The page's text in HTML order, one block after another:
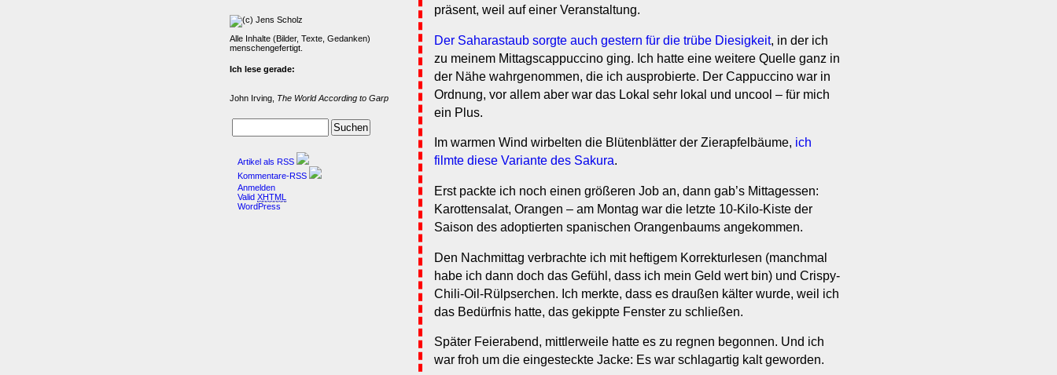
präsent, weil auf einer Veranstaltung.
Der Saharastaub sorgte auch gestern für die trübe Diesigkeit, in der ich
zu meinem Mittagscappuccino ging. Ich hatte eine weitere Quelle ganz in
der Nähe wahrgenommen, die ich ausprobierte. Der Cappuccino war in
Ordnung, vor allem aber war das Lokal sehr lokal und uncool – für mich
ein Plus.
Im warmen Wind wirbelten die Blütenblätter der Zierapfelbäume, ich
filmte diese Variante des Sakura.
Erst packte ich noch einen größeren Job an, dann gab’s Mittagessen:
Karottensalat, Orangen – am Montag war die letzte 10-Kilo-Kiste der
Saison des adoptierten spanischen Orangenbaums angekommen.
Den Nachmittag verbrachte ich mit heftigem Korrekturlesen (manchmal
habe ich dann doch das Gefühl, dass ich mein Geld wert bin) und Crispy-
Chili-Oil-Rülpserchen. Ich merkte, dass es draußen kälter wurde, weil ich
das Bedürfnis hatte, das gekippte Fenster zu schließen.
Später Feierabend, mittlerweile hatte es zu regnen begonnen. Und ich
war froh um die eingesteckte Jacke: Es war schlagartig kalt geworden.
Alle Inhalte (Bilder, Texte, Gedanken)
menschengefertigt.
Ich lese gerade:
John Irving, The World According to Garp
Artikel als RSS
Kommentare-RSS
Anmelden
Valid XHTML
WordPress